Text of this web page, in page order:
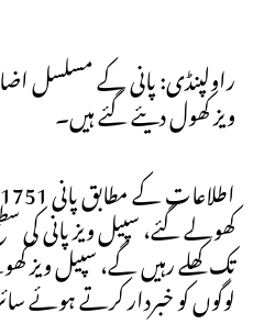
راولپنڈی: پانی کے مسلسل
ویز کھول دیئے گئے ہیں۔
تک کھلے رہیں گے، سپیل ویز
لوگوں کو خبردار کرتے ہوئے